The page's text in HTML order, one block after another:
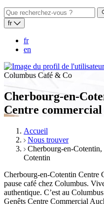
fr
fr
en
Columbus Café & Co
Cherbourg-en-
Centre
Accueil
Nous trouver
Cherbourg-en-
Cotentin
Cherbourg-en-Cotentin Centre
pause café chez Columbus.
authentique. C’est au
Genêts Centre Commercial